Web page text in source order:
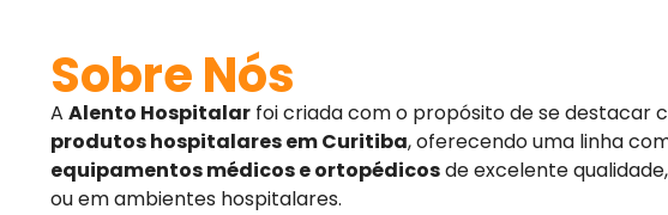
Sobre Nós
A Alento Hospitalar foi criada com o propósito de se destacar
produtos hospitalares em Curitiba, oferecendo uma linha
equipamentos médicos e ortopédicosde excelente
ou em ambientes hospitalares.